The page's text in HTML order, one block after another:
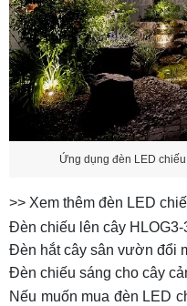
Ứng dụng đèn LED
>> Xem thêm đèn LED
Đèn chiếu lên cây HLOG3-
Đèn hắt cây sân vườn đổi
Đèn chiếu sáng cho cây
Nếu muốn mua đèn LED